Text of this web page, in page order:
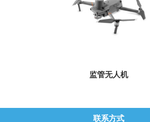
监管无人机
联系方式